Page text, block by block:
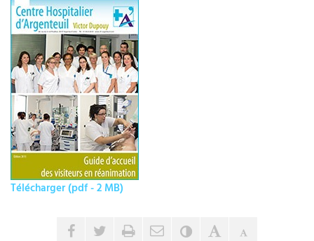
Télécharger (pdf - 2 MB)
Partager sur Facebook
Partager sur Twitter
ImprimerEnvoyer par e-mail
ContrasteAgrandir le
Réduire le